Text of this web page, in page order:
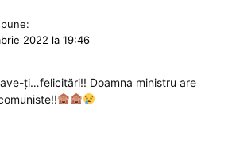
2022 la 19:46
ți…felicitări!! Doamna ministru are